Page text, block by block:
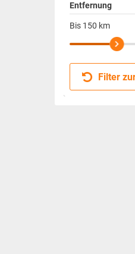
Entfernung
Bis 150 km
Filter